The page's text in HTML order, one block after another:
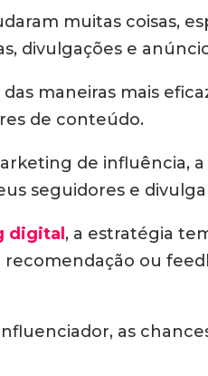
muitas coisas,
divulgações e
das maneiras mais
de conteúdo.
de influência,
seguidores e
digital , a estratégia
ou
as